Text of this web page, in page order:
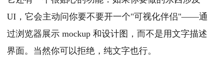
UI，它会主动问你要不要开一个"可视化伴侣"——通
过浏览器展示 mockup 和设计图，而不是用文字描述
界面。当然你可以拒绝，纯文字也行。